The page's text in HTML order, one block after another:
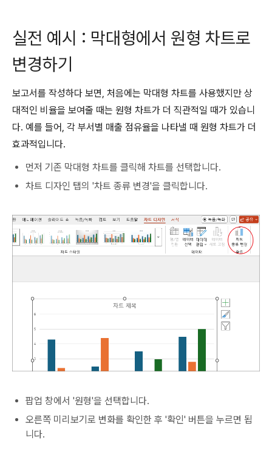
실전 예시 : 막대형에서 원형 차트로
변경하기
보고서를 작성하다 보면, 처음에는 막대형 차트를 사용했지만 상
대적인 비율을 보여줄 때는 원형 차트가 더 직관적일 때가 있습니
다. 예를 들어, 각 부서별 매출 점유율을 나타낼 때 원형 차트가 더
효과적입니다.
먼저 기존 막대형 차트를 클릭해 차트를 선택합니다.
차트 디자인 탭의 '차트 종류 변경'을 클릭합니다.
팝업 창에서 '원형'을 선택합니다.
오른쪽 미리보기로 변화를 확인한 후 '확인' 버튼을 누르면 됩
니다.